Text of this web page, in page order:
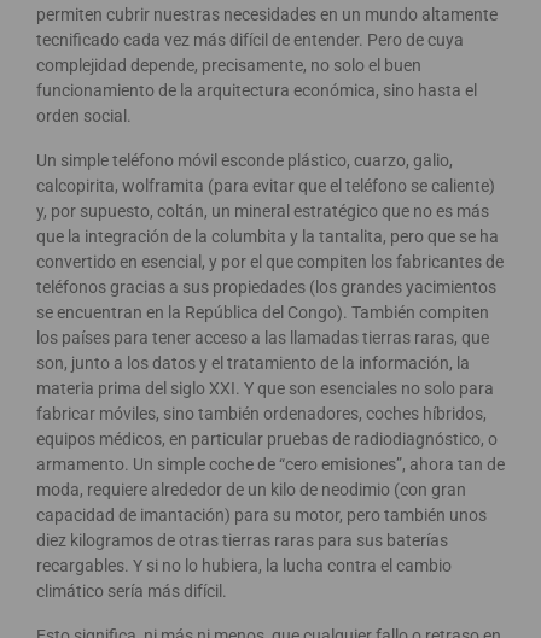
permiten cubrir nuestras necesidades en un mundo altamente
tecnificado cada vez más difícil de entender. Pero de cuya
complejidad depende, precisamente, no solo el buen
funcionamiento de la arquitectura económica, sino hasta el
orden social.
Un simple teléfono móvil esconde plástico, cuarzo, galio,
calcopirita, wolframita (para evitar que el teléfono se caliente)
y, por supuesto, coltán, un mineral estratégico que no es más
que la integración de la columbita y la tantalita, pero que se ha
convertido en esencial, y por el que compiten los fabricantes de
teléfonos gracias a sus propiedades (los grandes yacimientos
se encuentran en la República del Congo). También compiten
los países para tener acceso a las llamadas tierras raras, que
son, junto a los datos y el tratamiento de la información, la
materia prima del siglo XXI. Y que son esenciales no solo para
fabricar móviles, sino también ordenadores, coches híbridos,
equipos médicos, en particular pruebas de radiodiagnóstico, o
armamento. Un simple coche de “cero emisiones”, ahora tan de
moda, requiere alrededor de un kilo de neodimio (con gran
capacidad de imantación) para su motor, pero también unos
diez kilogramos de otras tierras raras para sus baterías
recargables. Y si no lo hubiera, la lucha contra el cambio
climático sería más difícil.